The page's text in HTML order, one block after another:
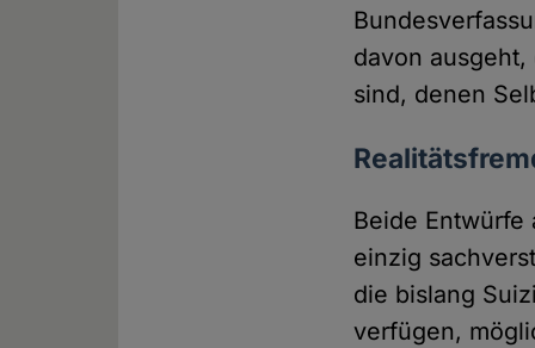
davon
sind, denen
Beide
einzig
die bislang
verfügen,